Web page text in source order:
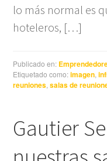
lo más normal es
hoteleros, […]
Publicado en:
Etiquetado como:imagen ,
reuniones ,salas de
Gautier